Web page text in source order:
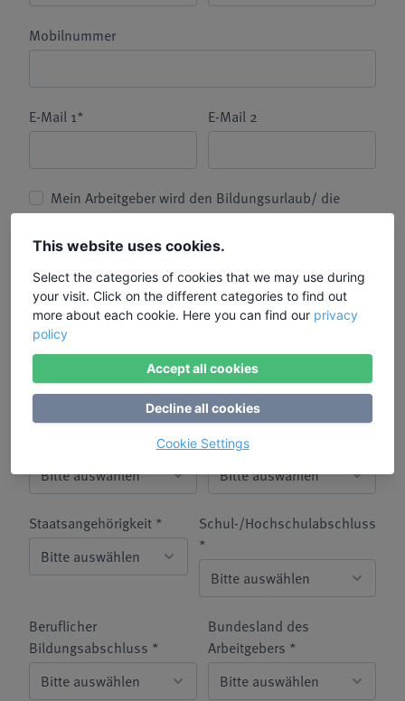
Mobilnummer
E-Mail 1* E-Mail 2
Mein Arbeitgeber wird den Bildungsurlaub/ die
Fortbildung bezahlen
Mein Arbeitgeber hat meiner
Freistellung zu diesem
Bildungsurlaub bereits
zugestimmt. *
Alter *
Status Erwerbstätigkeit *
Beschäftigungssektor *
Staatsangehörigkeit *
Schul-/Hochschulabschluss
*
Beruflicher
Bildungsabschluss *
Bundesland des
Arbeitgebers *
This website uses cookies.
Select the categories of cookies that we may use during
your visit. Click on the different categories to find out
more about each cookie. Here you can find our privacy
policy
Accept all cookies
Decline all cookies
Cookie Settings